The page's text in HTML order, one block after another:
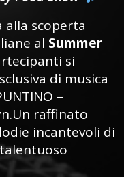
alla scoperta
al Summer
si
di musica
–
raffinato
incantevoli di